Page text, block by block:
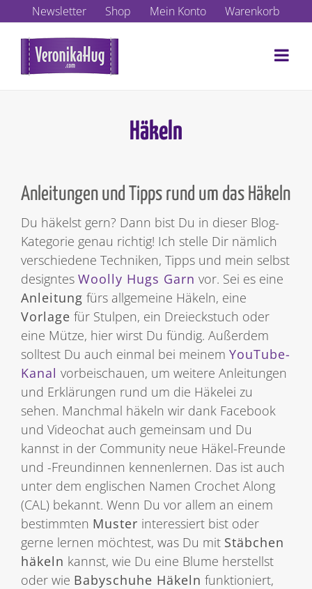
Inhalt
springen
Newsletter Shop Mein Konto Warenkorb
Häkeln
Anleitungen und Tipps rund um das Häkeln
Du häkelst gern? Dann bist Du in dieser Blog-
Kategorie genau richtig! Ich stelle Dir nämlich
verschiedene Techniken, Tipps und mein selbst
designtes Woolly Hugs Garn vor. Sei es eine
Anleitung fürs allgemeine Häkeln, eine
Vorlage für Stulpen, ein Dreieckstuch oder
eine Mütze, hier wirst Du fündig. Außerdem
solltest Du auch einmal bei meinem YouTube-
Kanal vorbeischauen, um weitere Anleitungen
und Erklärungen rund um die Häkelei zu
sehen. Manchmal häkeln wir dank Facebook
und Videochat auch gemeinsam und Du
kannst in der Community neue Häkel-Freunde
und -Freundinnen kennenlernen. Das ist auch
unter dem englischen Namen Crochet Along
(CAL) bekannt. Wenn Du vor allem an einem
bestimmten Muster interessiert bist oder
gerne lernen möchtest, was Du mit Stäbchen
häkeln kannst, wie Du eine Blume herstellst
oder wie Babyschuhe Häkeln funktioniert,